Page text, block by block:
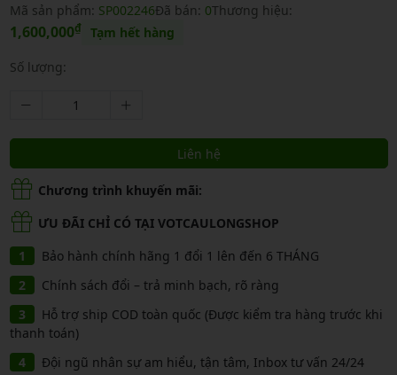
Mã sản phẩm: SP002246Đã bán: 0Thương hiệu:
1,600,000₫ Tạm hết hàng
Số lượng:
Liên hệ
Chương trình khuyến mãi:
ƯU ĐÃI CHỈ CÓ TẠI VOTCAULONGSHOP
Bảo hành chính hãng 1 đổi 1 lên đến 6 THÁNG
Chính sách đổi – trả minh bạch, rõ ràng
Hỗ trợ ship COD toàn quốc (Được kiểm tra hàng trước khi
thanh toán)
Đội ngũ nhân sự am hiểu, tận tâm, Inbox tư vấn 24/24